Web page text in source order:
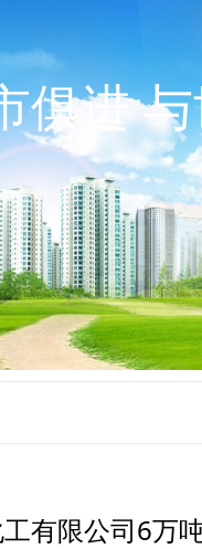
俱进
有限公司6万